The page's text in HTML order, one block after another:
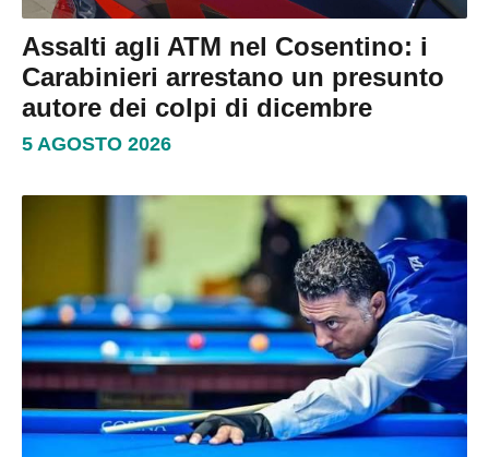
Assalti agli ATM nel Cosentino: i
Carabinieri arrestano un presunto
autore dei colpi di dicembre
5 AGOSTO 2026